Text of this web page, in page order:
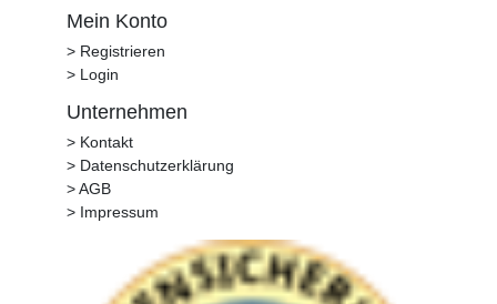
Mein Konto
> Registrieren
> Login
Unternehmen
> Kontakt
> Datenschutzerklärung
> AGB
> Impressum